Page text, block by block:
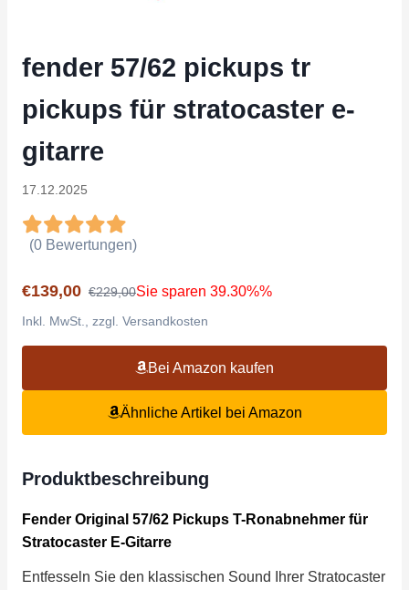
fender 57/62 pickups tr
pickups für stratocaster e-
gitarre
17.12.2025
(0 Bewertungen)
€139,00 €229,00Sie sparen 39.30%%
Inkl. MwSt., zzgl. Versandkosten
Bei Amazon kaufen
Ähnliche Artikel bei Amazon
Produktbeschreibung
Fender Original 57/62 Pickups T-Ronabnehmer für
Stratocaster E-Gitarre
Entfesseln Sie den klassischen Sound Ihrer Stratocaster